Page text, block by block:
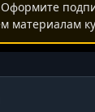
материалам